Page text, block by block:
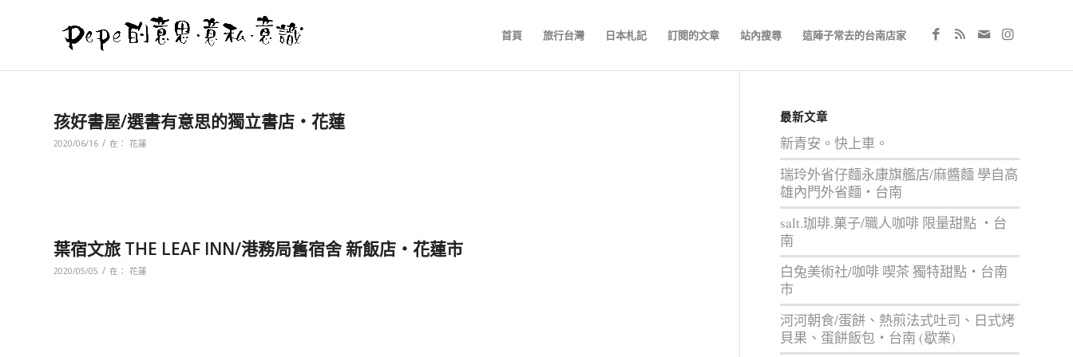
首頁 旅行台灣 日本札記 訂閱的文章 站內搜尋 這陣子常去的台南店家
孩好書屋/選書有意思的獨立書店‧花蓮
2020/06/16 / 在： 花蓮
葉宿文旅 THE LEAF INN/港務局舊宿舍 新飯店‧花蓮市
2020/05/05 / 在： 花蓮
最新文章
新青安。快上車。
瑞玲外省仔麵永康旗艦店/麻醬麵 學自高
雄內門外省麵‧台南
salt.珈琲.菓子/職人咖啡 限量甜點 ‧台
南
白兔美術社/咖啡 喫茶 獨特甜點‧台南
市
河河朝食/蛋餅、熱煎法式吐司、日式烤
貝果、蛋餅飯包‧台南 (歇業)